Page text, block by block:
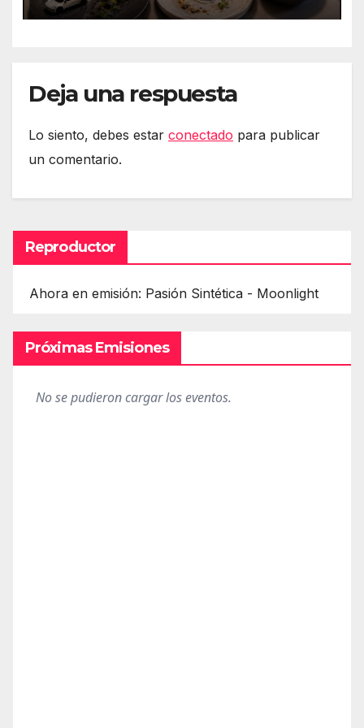
isuna Temuri
Deja una respuesta
Lo siento, debes estar conectado para publicar
un comentario.
Reproductor
Ahora en emisión: Pasión Sintética - Moonlight
Próximas Emisiones